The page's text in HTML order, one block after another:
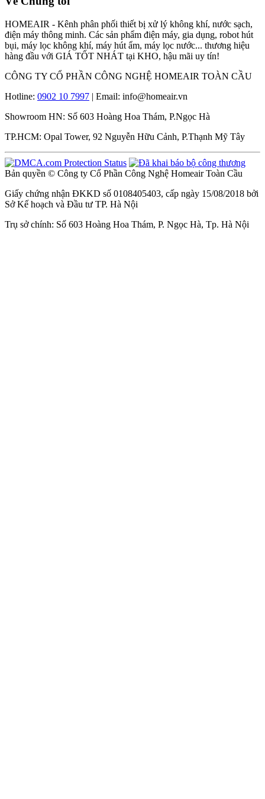
HOMEAIR - Kênh phân phối thiết bị xử lý không khí, nước sạch,
điện máy thông minh. Các sản phẩm điện máy, gia dụng, robot hút
bụi, máy lọc không khí, máy hút ẩm, máy lọc nước... thương hiệu
hàng đầu với GIÁ TỐT NHÁT tại KHO, hậu mãi uy tín!
CÔNG TY CỔ PHẦN CÔNG NGHỆ HOMEAIR TOÀN CẦU
Hotline: 0902 10 7997 | Email: info@homeair.vn
Showroom HN: Số 603 Hoàng Hoa Thám, P.Ngọc Hà
TP.HCM: Opal Tower, 92 Nguyễn Hữu Cảnh, P.Thạnh Mỹ Tây
Bản quyền © Công ty Cổ Phần Công Nghệ Homeair Toàn Cầu
Giấy chứng nhận ĐKKD số 0108405403, cấp ngày 15/08/2018 bởi
Sở Kế hoạch và Đầu tư TP. Hà Nội
Trụ sở chính: Số 603 Hoàng Hoa Thám, P. Ngọc Hà, Tp. Hà Nội